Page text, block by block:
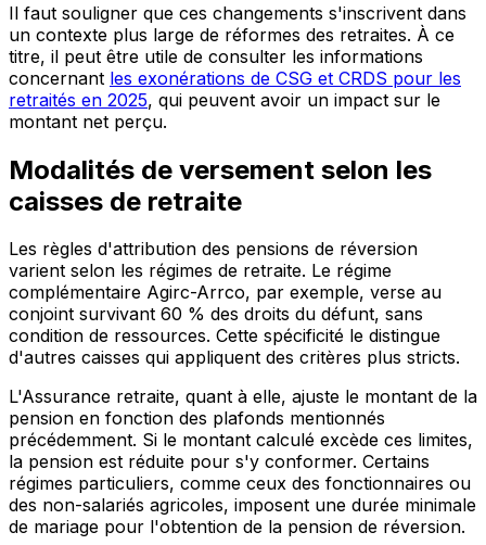
Il faut souligner que ces changements s'inscrivent dans
un contexte plus large de réformes des retraites. À ce
titre, il peut être utile de consulter les informations
concernant les exonérations de CSG et CRDS pour les
retraités en 2025, qui peuvent avoir un impact sur le
montant net perçu.
Modalités de versement selon les
caisses de retraite
Les règles d'attribution des pensions de réversion
varient selon les régimes de retraite. Le régime
complémentaire Agirc-Arrco, par exemple, verse au
conjoint survivant 60 % des droits du défunt, sans
condition de ressources. Cette spécificité le distingue
d'autres caisses qui appliquent des critères plus stricts.
L'Assurance retraite, quant à elle, ajuste le montant de la
pension en fonction des plafonds mentionnés
précédemment. Si le montant calculé excède ces limites,
la pension est réduite pour s'y conformer. Certains
régimes particuliers, comme ceux des fonctionnaires ou
des non-salariés agricoles, imposent une durée minimale
de mariage pour l'obtention de la pension de réversion.